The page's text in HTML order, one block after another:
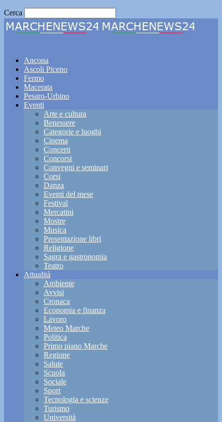
Cerca
Ancona
Ascoli Piceno
Fermo
Macerata
Pesaro-Urbino
Eventi
Arte e cultura
Benessere
Categorie e luoghi
Cinema
Concerti
Concorsi
Convegni e seminari
Corsi
Danza
Eventi del mese
Festival
Mercatini
Mostre
Musica
Presentazione libri
Religione
Sagra e gastronomia
Teatro
Attualità
Ambiente
Avvisi
Cronaca
Economia e finanza
Lavoro
Meteo Marche
Politica
Primo piano Marche
Regione
Salute
Scuola
Sociale
Sport
Tecnologia e scienze
Turismo
Università